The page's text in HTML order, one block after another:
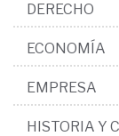
DERECHO
ECONOMÍA
EMPRESA
HISTORIA Y